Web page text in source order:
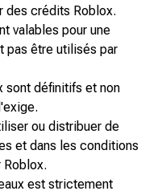
des crédits Roblox.
valables pour une
pas être utilisés par
sont définitifs et non
ou distribuer de
et dans les conditions
est strictement